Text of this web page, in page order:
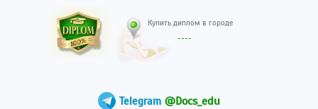
Telegram @Docs_edu